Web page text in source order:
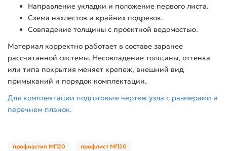
Направление укладки и положение первого листа.
Схема нахлестов и крайних подрезок.
Совпадение толщины с проектной ведомостью.
Материал корректно работает в составе заранее
рассчитанной системы. Несовпадение толщины, оттенка
или типа покрытия меняет крепеж, внешний вид
примыканий и порядок комплектации.
Для комплектации подготовьте чертеж узла с размерами и
перечнем планок.
профнастил МП20 профлист МП20